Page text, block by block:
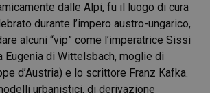
dalle Alpi, fu il luogo di cura
durante l’impero austro-ungarico,
alcuni “vip” come l’imperatrice Sissi
Eugenia di Wittelsbach, moglie di
d’Austria) e lo scrittore Franz Kafka.
urbanistici, di derivazione